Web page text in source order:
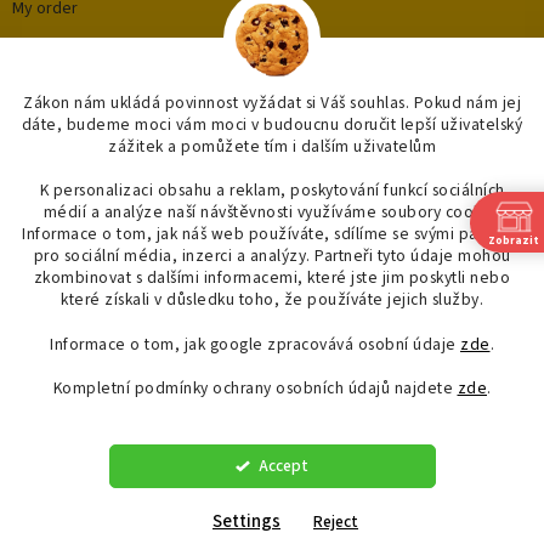
Zákon nám ukládá povinnost vyžádat si Váš souhlas. Pokud nám jej
dáte, budeme moci vám moci v budoucnu doručit lepší uživatelský
zážitek a pomůžete tím i dalším uživatelům
K personalizaci obsahu a reklam, poskytování funkcí sociálních
médií a analýze naší návštěvnosti využíváme soubory cookie.
Informace o tom, jak náš web používáte, sdílíme se svými partnery
pro sociální média, inzerci a analýzy. Partneři tyto údaje mohou
zkombinovat s dalšími informacemi, které jste jim poskytli nebo
které získali v důsledku toho, že používáte jejich služby.
Informace o tom, jak google zpracovává osobní údaje zde.
Kompletní podmínky ochrany osobních údajů najdete zde.
Accept
Settings Reject
My order
Categories
OUTLET až -75%
OBKLADY A DLAŽBY
KOUPELNY
OSVĚTLENÍ
SAPHO
Copyright 2026 "OBKLADYADLAZBY.CZ" . All rights reserved.
Zobrazit